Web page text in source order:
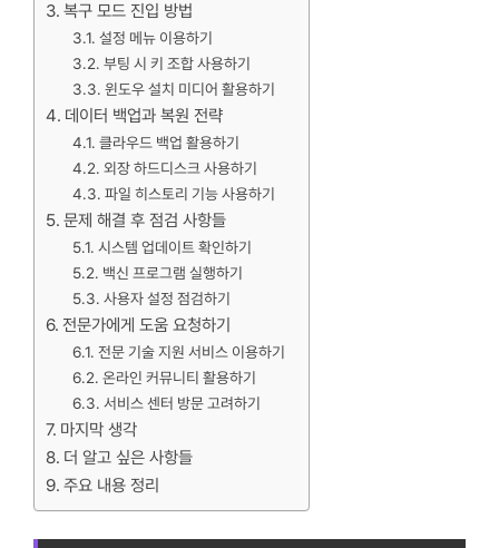
복구 모드 진입 방법
설정 메뉴 이용하기
부팅 시 키 조합 사용하기
윈도우 설치 미디어 활용하기
데이터 백업과 복원 전략
클라우드 백업 활용하기
외장 하드디스크 사용하기
파일 히스토리 기능 사용하기
문제 해결 후 점검 사항들
시스템 업데이트 확인하기
백신 프로그램 실행하기
사용자 설정 점검하기
전문가에게 도움 요청하기
전문 기술 지원 서비스 이용하기
온라인 커뮤니티 활용하기
서비스 센터 방문 고려하기
마지막 생각
더 알고 싶은 사항들
주요 내용 정리